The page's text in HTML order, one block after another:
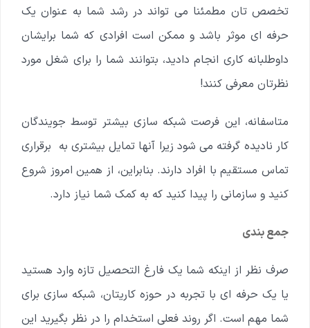
تخصص تان مطمئنا می تواند در رشد شما به عنوان یک
حرفه ای موثر باشد و ممکن است افرادی که شما برایشان
داوطلبانه کاری انجام دادید، بتوانند شما را برای شغل مورد
نظرتان معرفی کنند!
متاسفانه، این فرصت شبکه سازی بیشتر توسط جویندگان
کار نادیده گرفته می شود زیرا آنها تمایل بیشتری به برقراری
تماس مستقیم با افراد دارند. بنابراین، از همین امروز شروع
کنید و سازمانی را پیدا کنید که به کمک شما نیاز دارد.
جمع بندی
صرف نظر از اینکه شما یک فارغ التحصیل تازه وارد هستید
یا یک حرفه ای با تجربه در حوزه کاریتان، شبکه سازی برای
شما مهم است. اگر روند فعلی استخدام را در نظر بگیرید این